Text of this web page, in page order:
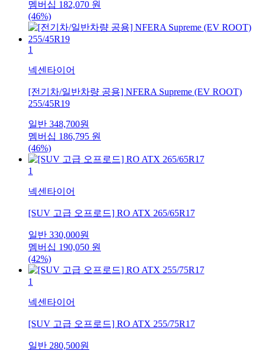
멤버십 182,070 원
(46%)
1
넥센타이어
[전기차/일반차량 공용] NFERA Supreme (EV ROOT)
255/45R19
일반 348,700원
멤버십 186,795 원
(46%)
1
넥센타이어
[SUV 고급 오프로드] RO ATX 265/65R17
일반 330,000원
멤버십 190,050 원
(42%)
1
넥센타이어
[SUV 고급 오프로드] RO ATX 255/75R17
일반 280,500원